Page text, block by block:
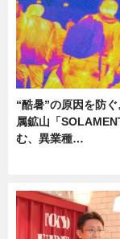
“酷暑”の原因を防
属鉱山「
む、異業種…